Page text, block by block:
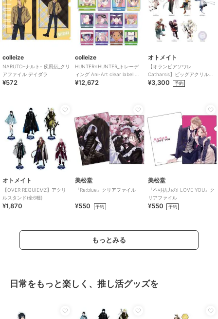
colleize
NARUTO-ナルト- 疾風伝_クリ
アファイル デイダラ
¥572
colleize
HUNTER×HUNTER_トレーデ
ィング Ani-Art clear label 第2
弾 アクリル
¥12,672
オトメイト
【オランピアソワレ
Catharsis】ビッグアクリルス
タンド(全7種)
¥3,300 予約
オトメイト
【OVER REQUIEMZ】アクリ
ルスタンド(全6種)
¥1,870
美松堂
『Re:blue』クリアファイル
¥550 予約
美松堂
『不可抗力のI LOVE YOU』ク
リアファイル
¥550 予約
もっとみる
日常をもっと楽しく、推し活グッズを